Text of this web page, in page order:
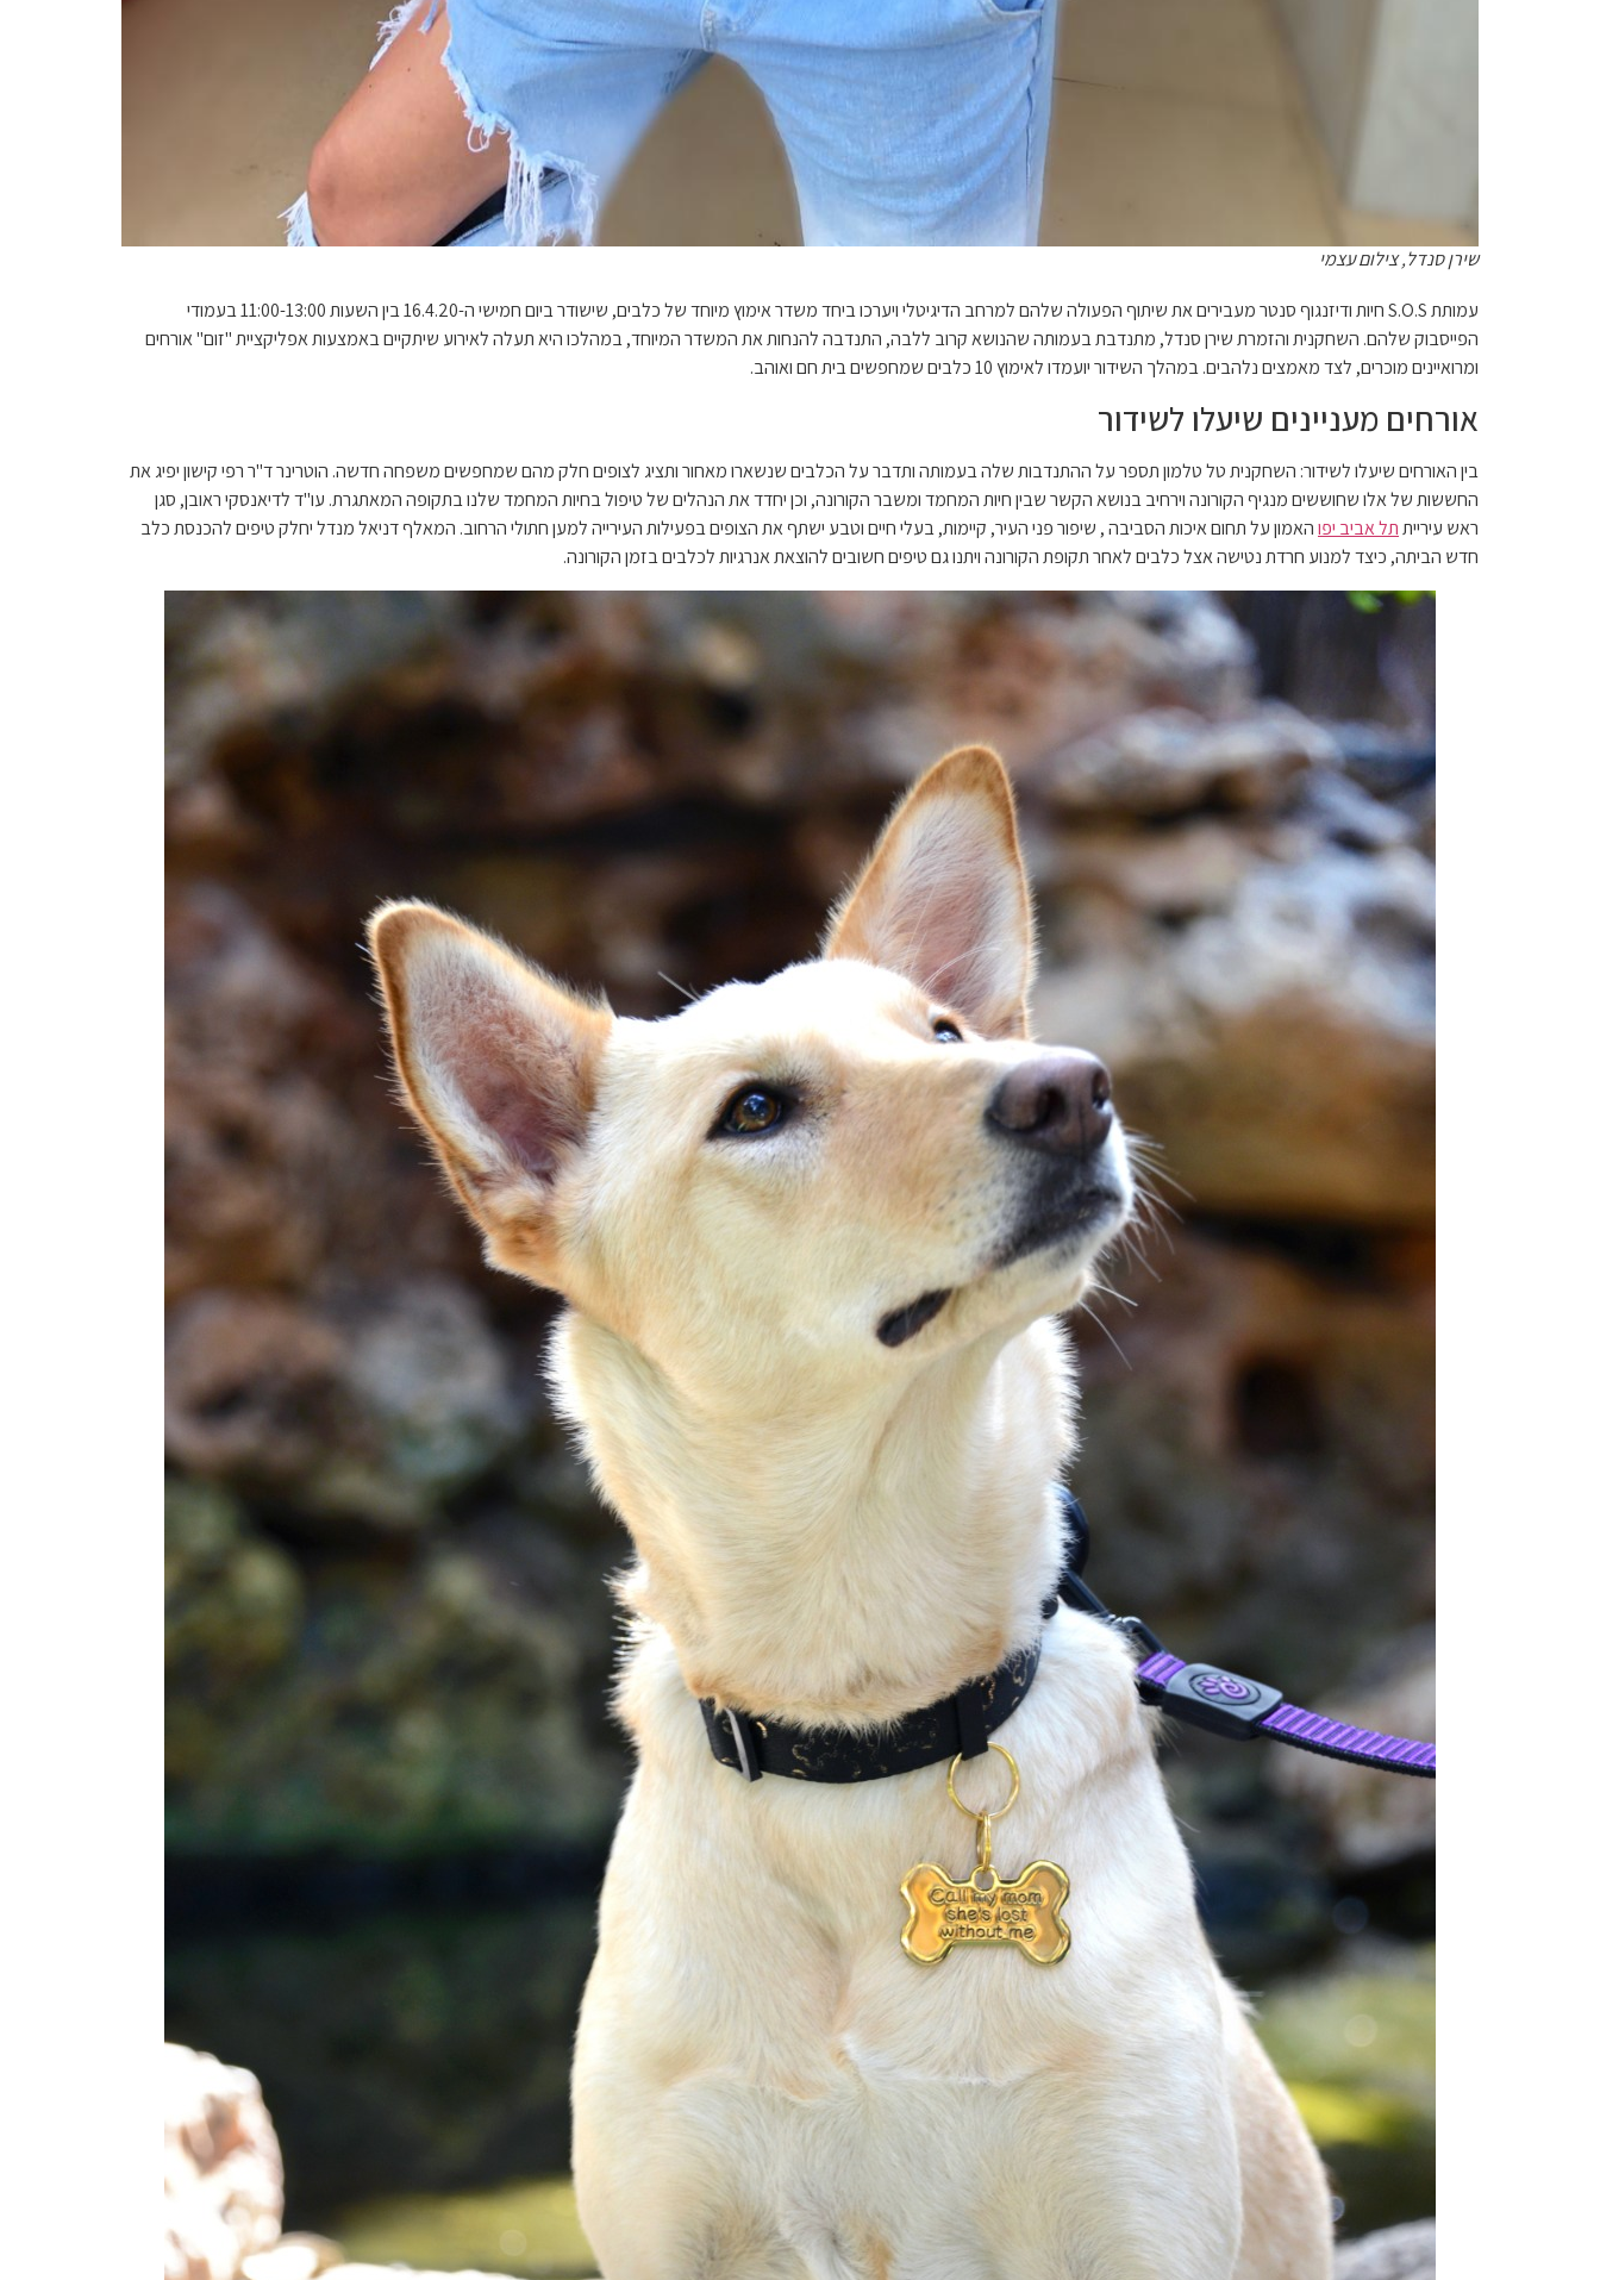
שירן סנדל, צילום עצמי
עמותת S.O.S חיות ודיזנגוף סנטר מעבירים את שיתוף הפעולה שלהם למרחב הדיגיטלי ויערכו ביחד משדר אימוץ מיוחד של כלבים, שישודר ביום חמישי ה-16.4.20 בין השעות 11:00-13:00 בעמודי
הפייסבוק שלהם. השחקנית והזמרת שירן סנדל, מתנדבת בעמותה שהנושא קרוב ללבה, התנדבה להנחות את המשדר המיוחד, במהלכו היא תעלה לאירוע שיתקיים באמצעות אפליקציית "זום" אורחים
ומרואיינים מוכרים, לצד מאמצים נלהבים. במהלך השידור יועמדו לאימוץ 10 כלבים שמחפשים בית חם ואוהב.
אורחים מעניינים שיעלו לשידור
בין האורחים שיעלו לשידור: השחקנית טל טלמון תספר על ההתנדבות שלה בעמותה ותדבר על הכלבים שנשארו מאחור ותציג לצופים חלק מהם שמחפשים משפחה חדשה. הוטרינר ד"ר רפי קישון יפיג את
החששות של אלו שחוששים מנגיף הקורונה וירחיב בנושא הקשר שבין חיות המחמד ומשבר הקורונה, וכן יחדד את הנהלים של טיפול בחיות המחמד שלנו בתקופה המאתגרת. עו"ד לדיאנסקי ראובן, סגן
ראש עירייתתל אביב יפוהאמון על תחום איכות הסביבה , שיפור פני העיר, קיימות, בעלי חיים וטבע ישתף את הצופים בפעילות העירייה למען חתולי הרחוב. המאלף דניאל מנדל יחלק טיפים להכנסת כלב
חדש הביתה, כיצד למנוע חרדת נטישה אצל כלבים לאחר תקופת הקורונה ויתנו גם טיפים חשובים להוצאת אנרגיות לכלבים בזמן הקורונה.